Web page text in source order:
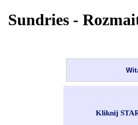
Sundries -
Kliknij